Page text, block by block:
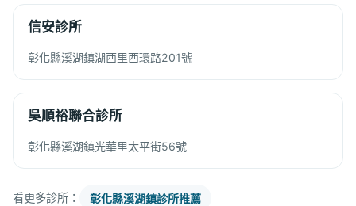
信安診所
彰化縣溪湖鎮湖西里西環路201號
吳順裕聯合診所
彰化縣溪湖鎮光華里太平街56號
看更多診所： 彰化縣溪湖鎮診所推薦